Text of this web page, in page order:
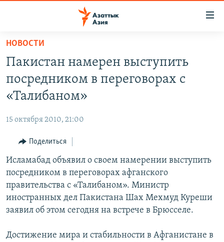
Вернуться
основному
содержанию
Вернутся
главной
навигации
Вернутся
поиску
КЫРГЫЗСТАН
ТАДЖИКИСТАН
ВОЙНА В УКРАИНЕ
ҚАЗАҚША
КЫРГЫЗЧА
ЎЗБЕКЧА
ТОҶИКӢ
TÜRKMENÇE
Все сайты РСЕ/РС
НОВОСТИ
Пакистан намерен выступить
посредником в переговорах с
«Талибаном»
15 октября 2010, 21:00
Поделиться
Исламабад объявил о своем намерении выступить
посредником в переговорах афганского
правительства с «Талибаном». Министр
иностранных дел Пакистана Шах Мехмуд Куреши
заявил об этом сегодня на встрече в Брюсселе.
Достижение мира и стабильности в Афганистане в